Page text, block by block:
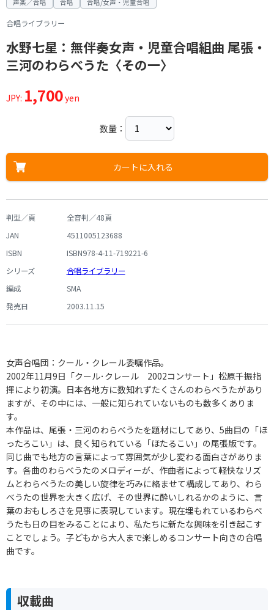
声楽／合唱 合唱 合唱/女声・児童合唱
合唱ライブラリー
水野七星：無伴奏女声・児童合唱組曲 尾張・
三河のわらべうた〈その一〉
JPY: 1,700yen
数量：
カートに入れる
判型／頁
全音判／48頁
JAN
4511005123688
ISBN
ISBN978-4-11-719221-6
シリーズ
合唱ライブラリー
編成
SMA
発売日
2003.11.15
女声合唱団：クール・クレール委嘱作品。
2002年11月9日「クール･クレール 2002コンサート」松原千振指
揮により初演。日本各地方に数知れずたくさんのわらべうたがあり
ますが、その中には、一般に知られていないものも数多くありま
す。
本作品は、尾張・三河のわらべうたを題材にしてあり、5曲目の「ほ
ったろこい」は、良く知られている「ほたるこい」の尾張版です。
同じ曲でも地方の言葉によって雰囲気が少し変わる面白さがありま
す。各曲のわらべうたのメロディーが、作曲者によって軽快なリズ
ムとわらべうたの美しい旋律を巧みに絡ませて構成してあり、わら
べうたの世界を大きく広げ、その世界に酔いしれるかのように、言
葉のおもしろさを見事に表現しています。現在埋もれているわらべ
うたも日の目をみることにより、私たちに新たな興味を引き起こす
ことでしょう。子どもから大人まで楽しめるコンサート向きの合唱
曲です。
収載曲